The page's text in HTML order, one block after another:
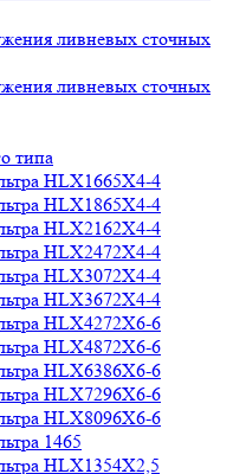
ливневых сточных
ливневых сточных
типа
HLX1665X4-4
HLX1865X4-4
HLX2162X4-4
HLX2472X4-4
HLX3072X4-4
HLX3672X4-4
HLX4272X6-6
HLX4872X6-6
HLX6386X6-6
HLX7296X6-6
HLX8096X6-6
1465
HLX1354X2,5